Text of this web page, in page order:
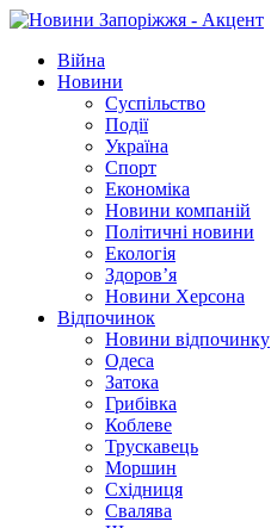
Війна
Новини
Суспільство
Події
Україна
Спорт
Економіка
Новини компаній
Політичні новини
Екологія
Здоров’я
Новини Херсона
Відпочинок
Новини відпочинку
Одеса
Затока
Грибівка
Коблеве
Трускавець
Моршин
Східниця
Свалява